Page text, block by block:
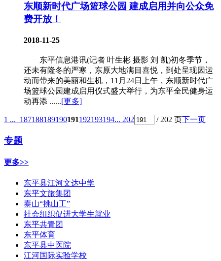
东顺新时代广场篮球公园 建成启用并向公众免
费开放！
2018-11-25
东平信息港讯(记者 叶生彬 摄影 刘 凯)初冬季节，
还未有隆冬的严寒，东原大地满目喜悦，到处呈现因运
动而带来的美丽和生机，11月24日上午，东顺新时代广
场篮球公园建成启用仪式盛大举行，为东平全民健身运
动再添 ......[更多]
1 ... 187188189190191192193194... 202 / 202 页下一页
专题
更多>>
东平县江河文达中学
东平文旅集团
泰山“挑山工”
社会组织促进大学生就业
东平共青团
东平体育
东平县中医院
江河国际实验学校